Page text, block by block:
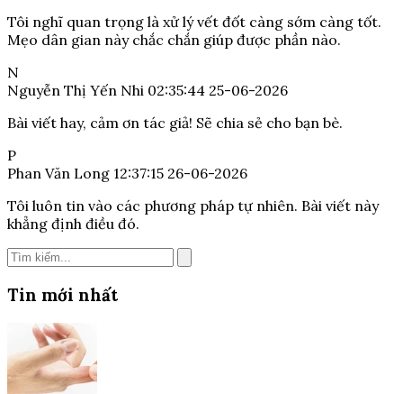
Tôi nghĩ quan trọng là xử lý vết đốt càng sớm càng tốt.
Mẹo dân gian này chắc chắn giúp được phần nào.
N
Nguyễn Thị Yến Nhi 02:35:44 25-06-2026
Bài viết hay, cảm ơn tác giả! Sẽ chia sẻ cho bạn bè.
P
Phan Văn Long 12:37:15 26-06-2026
Tôi luôn tin vào các phương pháp tự nhiên. Bài viết này
khẳng định điều đó.
Tin mới nhất